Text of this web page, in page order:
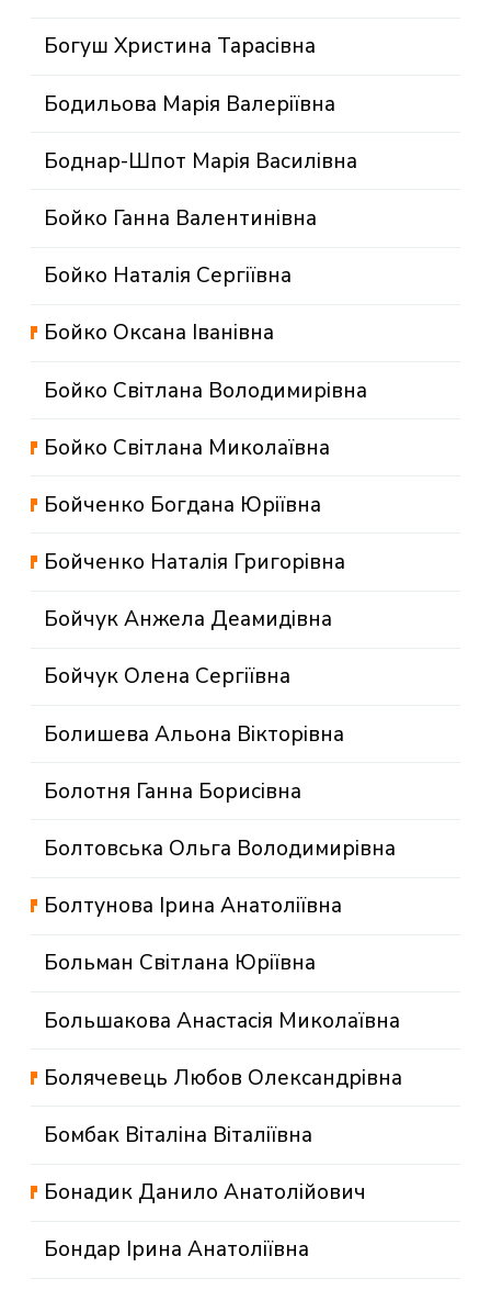
Богуш Христина Тарасівна
Бодильова Марія Валеріївна
Боднар-Шпот Марія Василівна
Бойко Ганна Валентинівна
Бойко Наталія Сергіївна
Бойко Оксана Іванівна
Бойко Світлана Володимирівна
Бойко Світлана Миколаївна
Бойченко Богдана Юріївна
Бойченко Наталія Григорівна
Бойчук Анжела Деамидівна
Бойчук Олена Сергіївна
Болишева Альона Вікторівна
Болотня Ганна Борисівна
Болтовська Ольга Володимирівна
Болтунова Ірина Анатоліївна
Больман Світлана Юріївна
Большакова Анастасія Миколаївна
Болячевець Любов Олександрівна
Бомбак Віталіна Віталіївна
Бонадик Данило Анатолійович
Бондар Ірина Анатоліївна